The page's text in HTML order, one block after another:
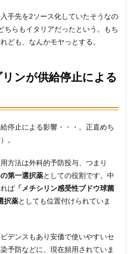
手先を2ソース化していたそうなの
ちらもイタリアだったという。もち
ども、なんかモヤっとする。
ンが供給停止による
停止による影響・・・。正直めち
。
方法は外科的予防投与、つまり
第一選択薬としての役割です。中
ば「メチシリン感受性ブドウ球菌
択薬としても位置付けられていま
デンスもあり安価で使いやすいセ
予防などに、現在頻用されていま